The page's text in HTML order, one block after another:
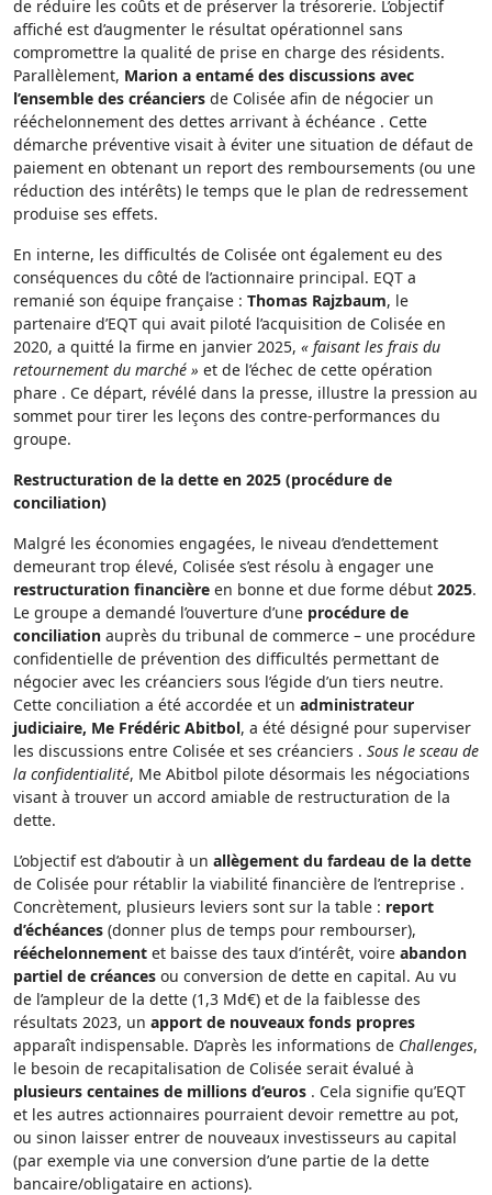
de réduire les coûts et de préserver la trésorerie. L’objectif
affiché est d’augmenter le résultat opérationnel sans
compromettre la qualité de prise en charge des résidents.
Parallèlement, Marion a entamé des discussions avec
l’ensemble des créanciers de Colisée afin de négocier un
rééchelonnement des dettes arrivant à échéance . Cette
démarche préventive visait à éviter une situation de défaut de
paiement en obtenant un report des remboursements (ou une
réduction des intérêts) le temps que le plan de redressement
produise ses effets.
En interne, les difficultés de Colisée ont également eu des
conséquences du côté de l’actionnaire principal. EQT a
remanié son équipe française : Thomas Rajzbaum, le
partenaire d’EQT qui avait piloté l’acquisition de Colisée en
2020, a quitté la firme en janvier 2025, « faisant les frais du
retournement du marché » et de l’échec de cette opération
phare . Ce départ, révélé dans la presse, illustre la pression au
sommet pour tirer les leçons des contre-performances du
groupe.
Restructuration de la dette en 2025 (procédure de
conciliation)
Malgré les économies engagées, le niveau d’endettement
demeurant trop élevé, Colisée s’est résolu à engager une
restructuration financière en bonne et due forme début 2025.
Le groupe a demandé l’ouverture d’une procédure de
conciliation auprès du tribunal de commerce – une procédure
confidentielle de prévention des difficultés permettant de
négocier avec les créanciers sous l’égide d’un tiers neutre.
Cette conciliation a été accordée et un administrateur
judiciaire, Me Frédéric Abitbol, a été désigné pour superviser
les discussions entre Colisée et ses créanciers . Sous le sceau de
la confidentialité, Me Abitbol pilote désormais les négociations
visant à trouver un accord amiable de restructuration de la
dette.
L’objectif est d’aboutir à un allègement du fardeau de la dette
de Colisée pour rétablir la viabilité financière de l’entreprise .
Concrètement, plusieurs leviers sont sur la table : report
d’échéances (donner plus de temps pour rembourser),
rééchelonnement et baisse des taux d’intérêt, voire abandon
partiel de créances ou conversion de dette en capital. Au vu
de l’ampleur de la dette (1,3 Md€) et de la faiblesse des
résultats 2023, un apport de nouveaux fonds propres
apparaît indispensable. D’après les informations de Challenges,
le besoin de recapitalisation de Colisée serait évalué à
plusieurs centaines de millions d’euros . Cela signifie qu’EQT
et les autres actionnaires pourraient devoir remettre au pot,
ou sinon laisser entrer de nouveaux investisseurs au capital
(par exemple via une conversion d’une partie de la dette
bancaire/obligataire en actions).